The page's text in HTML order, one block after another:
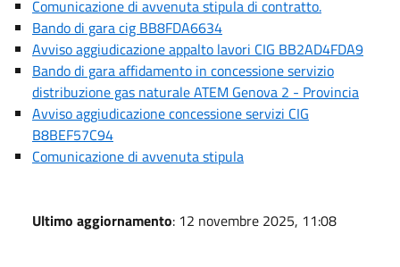
Comunicazione di avvenuta stipula di contratto.
Bando di gara cig BB8FDA6634
Avviso aggiudicazione appalto lavori CIG BB2AD4FDA9
Bando di gara affidamento in concessione servizio
distribuzione gas naturale ATEM Genova 2 - Provincia
Avviso aggiudicazione concessione servizi CIG
B8BEF57C94
Comunicazione di avvenuta stipula
Ultimo aggiornamento: 12 novembre 2025, 11:08